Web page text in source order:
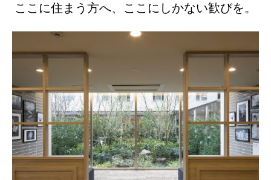
ここに住まう方へ、ここにしかない歓びを。